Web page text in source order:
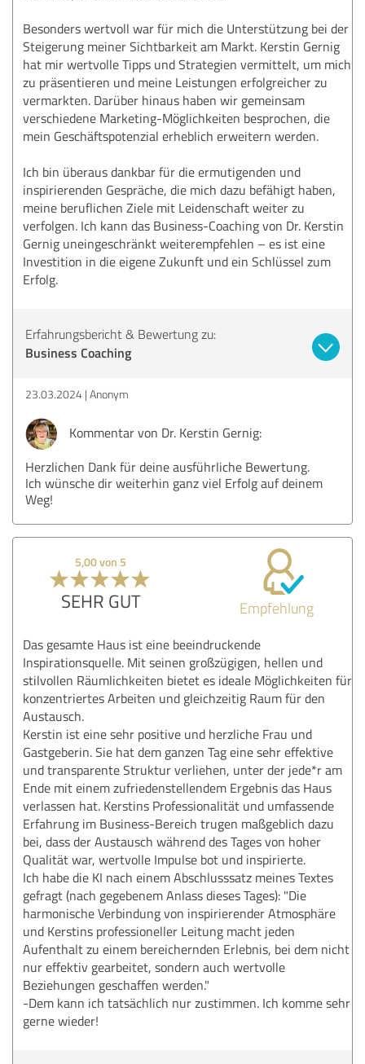
Besonders wertvoll war für mich die Unterstützung bei der
Steigerung meiner Sichtbarkeit am Markt. Kerstin Gernig
hat mir wertvolle Tipps und Strategien vermittelt, um mich
zu präsentieren und meine Leistungen erfolgreicher zu
vermarkten. Darüber hinaus haben wir gemeinsam
verschiedene Marketing-Möglichkeiten besprochen, die
mein Geschäftspotenzial erheblich erweitern werden.
Ich bin überaus dankbar für die ermutigenden und
inspirierenden Gespräche, die mich dazu befähigt haben,
meine beruflichen Ziele mit Leidenschaft weiter zu
verfolgen. Ich kann das Business-Coaching von Dr. Kerstin
Gernig uneingeschränkt weiterempfehlen – es ist eine
Investition in die eigene Zukunft und ein Schlüssel zum
Erfolg.
Erfahrungsbericht & Bewertung zu:
Business Coaching
23.03.2024 Anonym
Kommentar von Dr. Kerstin Gernig:
Herzlichen Dank für deine ausführliche Bewertung.
Ich wünsche dir weiterhin ganz viel Erfolg auf deinem
Weg!
5,00 von 5
SEHR GUT Empfehlung
Das gesamte Haus ist eine beeindruckende
Inspirationsquelle. Mit seinen großzügigen, hellen und
stilvollen Räumlichkeiten bietet es ideale Möglichkeiten für
konzentriertes Arbeiten und gleichzeitig Raum für den
Austausch.
Kerstin ist eine sehr positive und herzliche Frau und
Gastgeberin. Sie hat dem ganzen Tag eine sehr effektive
und transparente Struktur verliehen, unter der jede*r am
Ende mit einem zufriedenstellendem Ergebnis das Haus
verlassen hat. Kerstins Professionalität und umfassende
Erfahrung im Business-Bereich trugen maßgeblich dazu
bei, dass der Austausch während des Tages von hoher
Qualität war, wertvolle Impulse bot und inspirierte.
Ich habe die KI nach einem Abschlusssatz meines Textes
gefragt (nach gegebenem Anlass dieses Tages): "Die
harmonische Verbindung von inspirierender Atmosphäre
und Kerstins professioneller Leitung macht jeden
Aufenthalt zu einem bereichernden Erlebnis, bei dem nicht
nur effektiv gearbeitet, sondern auch wertvolle
Beziehungen geschaffen werden."
-Dem kann ich tatsächlich nur zustimmen. Ich komme sehr
gerne wieder!